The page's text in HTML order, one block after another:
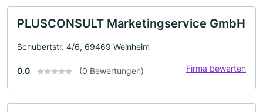
PLUSCONSULT Marketingservice GmbH
Schubertstr. 4/6, 69469 Weinheim
0.0 (0 Bewertungen) Firma bewerten